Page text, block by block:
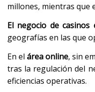
millones, mientras que
El negocio de
geografías en las que
En elárea online, sin
tras la regulación del
eficiencias operativas.